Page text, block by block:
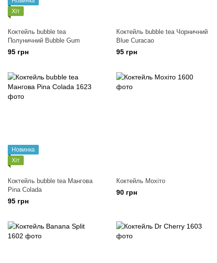
Хіт
Коктейль bubble tea
Полуничний Bubble Gum
95 грн
Коктейль bubble tea Чорничний
Blue Curacao
95 грн
Новинка
Хіт
Коктейль bubble tea Мангова
Pina Colada
95 грн
Коктейль Мохіто
90 грн